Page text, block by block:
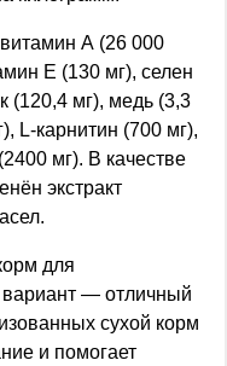
витамин А (26 000
Е (130 мг), селен
(120,4 мг), медь (3,3
L-карнитин (700 мг),
мг). В качестве
экстракт
для
вариант — отличный
сухой корм
и помогает